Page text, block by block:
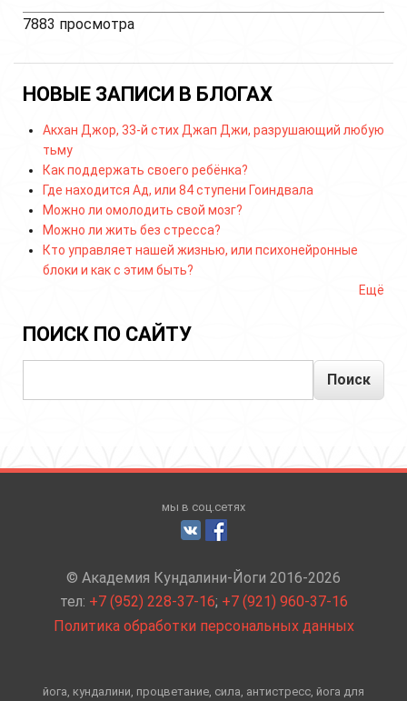
7883 просмотра
НОВЫЕ ЗАПИСИ В БЛОГАХ
Акхан Джор, 33-й стих Джап Джи, разрушающий любую
тьму
Как поддержать своего ребёнка?
Где находится Ад, или 84 ступени Гоиндвала
Можно ли омолодить свой мозг?
Можно ли жить без стресса?
Кто управляет нашей жизнью, или психонейронные
блоки и как с этим быть?
Ещё
ПОИСК ПО САЙТУ
мы в соц.сетях
© Академия Кундалини-Йоги 2016-2026
тел: +7 (952) 228-37-16; +7 (921) 960-37-16
Политика обработки персональных данных
йога, кундалини, процветание, сила, антистресс, йога для